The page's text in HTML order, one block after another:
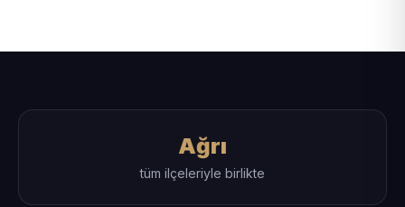
Ağrı
tüm ilçeleriyle birlikte